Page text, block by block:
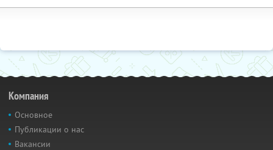
Компания
Основное
Публикации о нас
Вакансии